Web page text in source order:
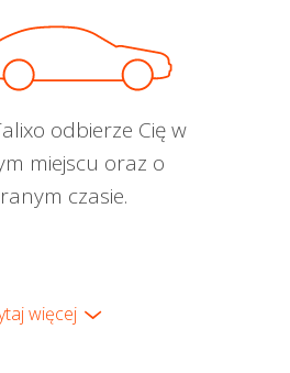
odbierze Cię w
miejscu oraz o
czasie.
więcej